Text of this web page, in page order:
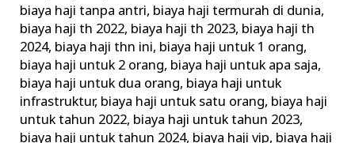
biaya haji tanpa antri, biaya haji termurah di dunia,
biaya haji th 2022, biaya haji th 2023, biaya haji th
2024, biaya haji thn ini, biaya haji untuk 1 orang,
biaya haji untuk 2 orang, biaya haji untuk apa saja,
biaya haji untuk dua orang, biaya haji untuk
infrastruktur, biaya haji untuk satu orang, biaya haji
untuk tahun 2022, biaya haji untuk tahun 2023,
biaya haji untuk tahun 2024, biaya haji vip, biaya haji